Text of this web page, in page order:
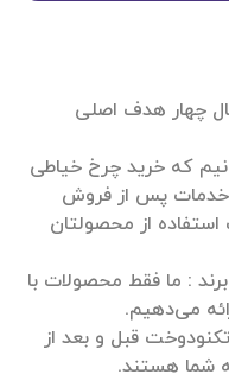
چهار هدف اصلی
که خرید چرخ خیاطی
پس از فروش
استفاده از محصولتان
: ما فقط محصولات با
قبل و بعد از